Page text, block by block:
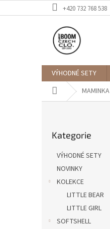
na
+420 732 768 538
VÝHODNÉ SETY
Domů MAMINKA
kategorie
Kategorie
VÝHODNÉ SETY
NOVINKY
KOLEKCE
LITTLE BEAR
LITTLE GIRL
SOFTSHELL